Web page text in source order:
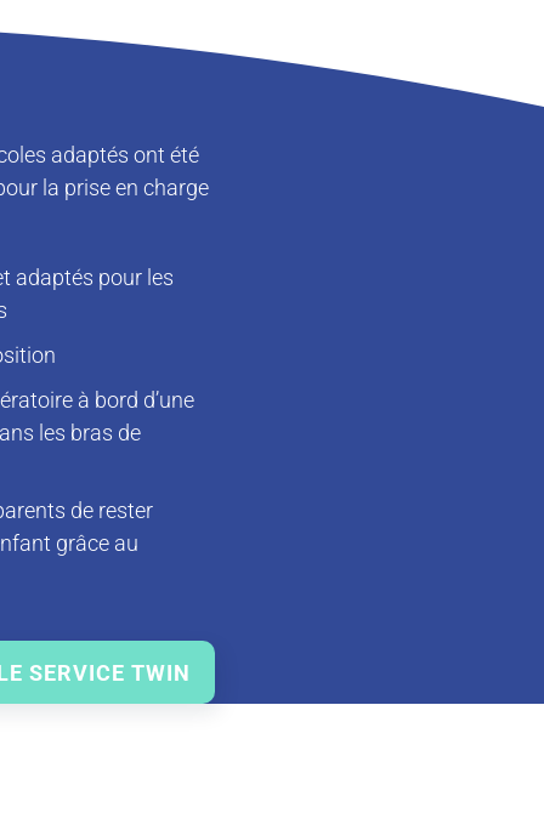
adaptés ont été
la prise en charge
adaptés pour les
à bord d’une
les bras de
de rester
grâce au
SERVICE TWIN